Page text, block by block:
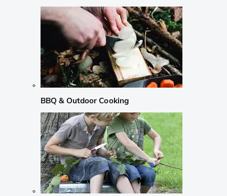
BBQ & Outdoor Cooking